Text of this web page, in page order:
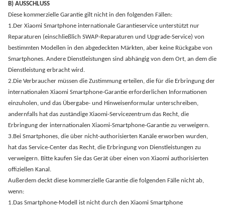
B) AUSSCHLUSS
Diese kommerzielle Garantie gilt nicht in den folgenden Fällen:
1.Der Xiaomi Smartphone internationale Garantieservice unterstützt nur
Reparaturen (einschließlich SWAP-Reparaturen und Upgrade-Service) von
bestimmten Modellen in den abgedeckten Märkten, aber keine Rückgabe von
Smartphones. Andere Dienstleistungen sind abhängig von dem Ort, an dem die
Dienstleistung erbracht wird.
2.Die Verbraucher müssen die Zustimmung erteilen, die für die Erbringung der
internationalen Xiaomi Smartphone-Garantie erforderlichen Informationen
einzuholen, und das Übergabe- und Hinweisenformular unterschreiben,
andernfalls hat das zuständige Xiaomi-Servicezentrum das Recht, die
Erbringung der internationalen Xiaomi-Smartphone-Garantie zu verweigern.
3.Bei Smartphones, die über nicht-authorisierten Kanäle erworben wurden,
hat das Service-Center das Recht, die Erbringung von Dienstleistungen zu
verweigern. Bitte kaufen Sie das Gerät über einen von Xiaomi authorisierten
offiziellen Kanal.
Außerdem deckt diese kommerzielle Garantie die folgenden Fälle nicht ab,
wenn:
1.Das Smartphone-Modell ist nicht durch den Xiaomi Smartphone